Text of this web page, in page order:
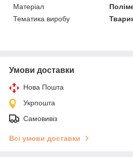
Матеріал
Тематика виробу
Умови доставки
Нова Пошта
Укрпошта
Самовивіз
Всі умови доставки